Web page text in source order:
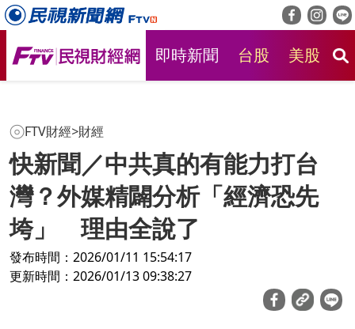
即時新聞 台股 美股
FTV財經>財經
快新聞／中共真的有能力打台
灣？外媒精闢分析「經濟恐先
垮」 理由全說了
發布時間：2026/01/11 15:54:17
更新時間：2026/01/13 09:38:27